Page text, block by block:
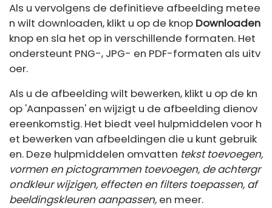
Als u vervolgens de definitieve afbeelding metee
n wilt downloaden, klikt u op de knop Downloaden
knop en sla het op in verschillende formaten. Het
ondersteunt PNG-, JPG- en PDF-formaten als uitv
oer.
Als u de afbeelding wilt bewerken, klikt u op de kn
op 'Aanpassen' en wijzigt u de afbeelding dienov
ereenkomstig. Het biedt veel hulpmiddelen voor h
et bewerken van afbeeldingen die u kunt gebruik
en. Deze hulpmiddelen omvatten tekst toevoegen,
vormen en pictogrammen toevoegen, de achtergr
ondkleur wijzigen, effecten en filters toepassen, af
beeldingskleuren aanpassen, en meer.